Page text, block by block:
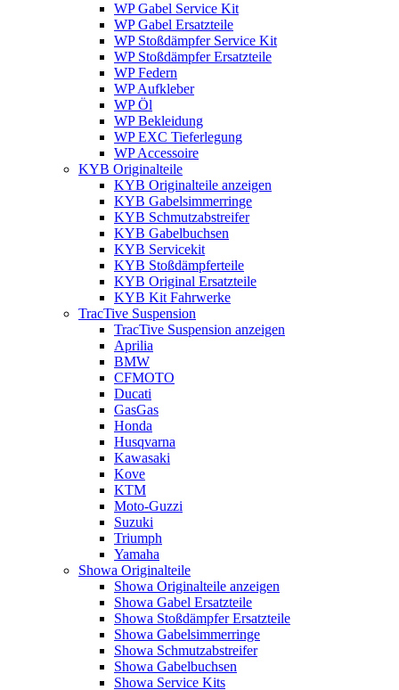
WP Gabel Service Kit
WP Gabel Ersatzteile
WP Stoßdämpfer Service Kit
WP Stoßdämpfer Ersatzteile
WP Federn
WP Aufkleber
WP Öl
WP Bekleidung
WP EXC Tieferlegung
WP Accessoire
KYB Originalteile
KYB Originalteile anzeigen
KYB Gabelsimmerringe
KYB Schmutzabstreifer
KYB Gabelbuchsen
KYB Servicekit
KYB Stoßdämpferteile
KYB Original Ersatzteile
KYB Kit Fahrwerke
TracTive Suspension
TracTive Suspension anzeigen
Aprilia
BMW
CFMOTO
Ducati
GasGas
Honda
Husqvarna
Kawasaki
Kove
KTM
Moto-Guzzi
Suzuki
Triumph
Yamaha
Showa Originalteile
Showa Originalteile anzeigen
Showa Gabel Ersatzteile
Showa Stoßdämpfer Ersatzteile
Showa Gabelsimmerringe
Showa Schmutzabstreifer
Showa Gabelbuchsen
Showa Service Kits